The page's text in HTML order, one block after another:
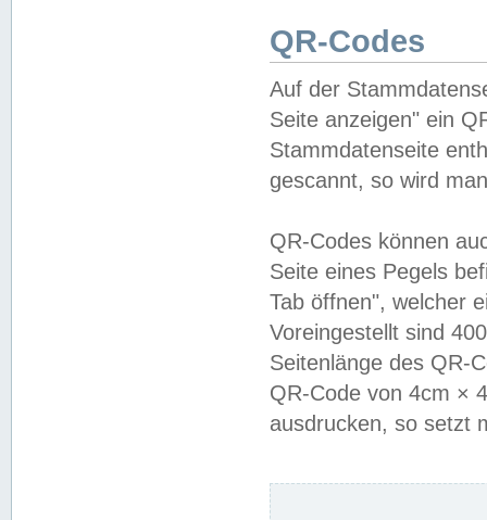
QR-Codes
Auf der
Seite anzeigen" ein
Stammdatenseite
gescannt, so wird
QR-Codes können
Seite eines Pegels
Tab öffnen", welcher
Voreingestellt sind
Seitenlänge des QR-
QR-Code von 4cm ×
ausdrucken, so setzt